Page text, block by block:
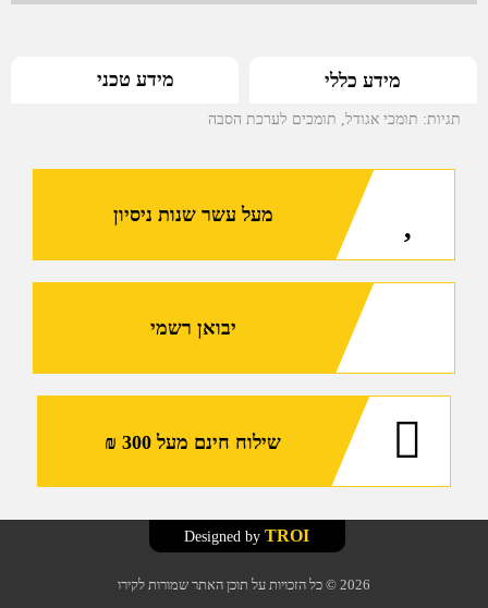
מידע כללי מידע טכני
תגיות: תומכי אגודל תומכים לערכת הסבה
מעל עשר שנות ניסיון
יבואן רשמי
שילוח חינם מעל 300 ₪
2026 © כל הזכויות על תוכן האתר שמורות לקירו
TROI